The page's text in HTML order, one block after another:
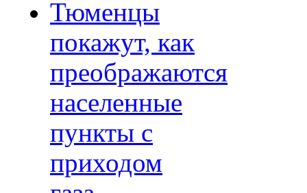
Тюменцы
покажут, как
преображаются
населенные
пункты с
приходом